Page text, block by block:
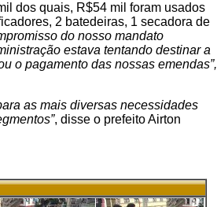
dos quais, R$54 mil foram usados
2 batedeiras, 1 secadora de
do nosso mandato
estava tentando destinar a
o pagamento das nossas emendas”,
as mais diversas necessidades
, disse o prefeito Airton